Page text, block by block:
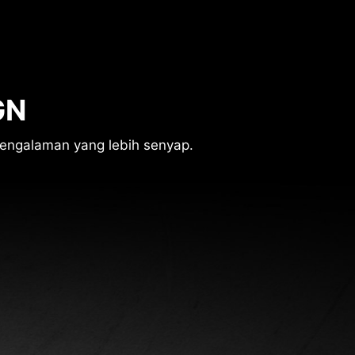
yang lebih senyap.